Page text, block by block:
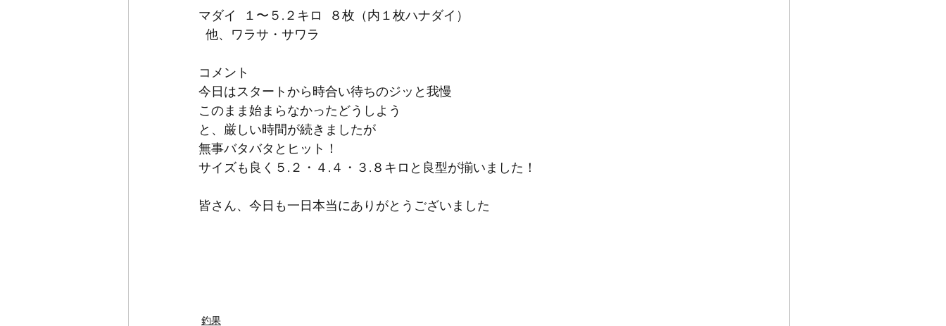
マダイ  １〜５.２キロ  ８枚（内１枚ハナダイ）
  他、ワラサ・サワラ
コメント
今日はスタートから時合い待ちのジッと我慢
このまま始まらなかったどうしよう
と、厳しい時間が続きましたが
無事バタバタとヒット！
サイズも良く５.２・４.４・３.８キロと良型が揃いました！
皆さん、今日も一日本当にありがとうございました
釣果